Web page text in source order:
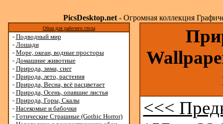
PicsDesktop.net- Огромная коллекция
Обои для рабочего стола
- Подводный мир
- Лошади
- Море, океан, водные просторы
- Домашние животные
- Природа, зима, снег
- Природа, лето, растения
- Природа, Весна, всё расцветает
- Природа, Осень, опавшие листья
- Природа, Горы, Скалы
- Насекомые и бабочки
- Готические Страшные (Gothic Horror)
<<<